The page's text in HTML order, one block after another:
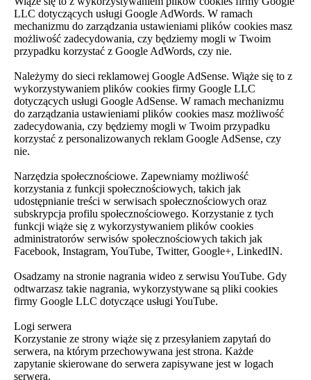
LLC dotyczących usługi Google AdWords. W ramach
mechanizmu do zarządzania ustawieniami plików cookies masz
możliwość zadecydowania, czy będziemy mogli w Twoim
przypadku korzystać z Google AdWords, czy nie.
Należymy do sieci reklamowej Google AdSense. Wiąże się to z
wykorzystywaniem plików cookies firmy Google LLC
dotyczących usługi Google AdSense. W ramach mechanizmu
do zarządzania ustawieniami plików cookies masz możliwość
zadecydowania, czy będziemy mogli w Twoim przypadku
korzystać z personalizowanych reklam Google AdSense, czy
nie.
Narzędzia społecznościowe. Zapewniamy możliwość
korzystania z funkcji społecznościowych, takich jak
udostępnianie treści w serwisach społecznościowych oraz
subskrypcja profilu społecznościowego. Korzystanie z tych
funkcji wiąże się z wykorzystywaniem plików cookies
administratorów serwisów społecznościowych takich jak
Facebook, Instagram, YouTube, Twitter, Google+, LinkedIN.
Osadzamy na stronie nagrania wideo z serwisu YouTube. Gdy
odtwarzasz takie nagrania, wykorzystywane są pliki cookies
firmy Google LLC dotyczące usługi YouTube.
Logi serwera
Korzystanie ze strony wiąże się z przesyłaniem zapytań do
serwera, na którym przechowywana jest strona. Każde
zapytanie skierowane do serwera zapisywane jest w logach
serwera.